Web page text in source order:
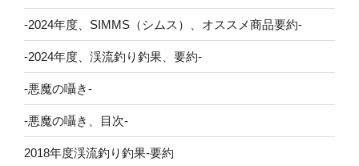
-2024年度、SIMMS（シムス）、オススメ商品要約-
-2024年度、渓流釣り釣果、要約-
-悪魔の囁き-
-悪魔の囁き、目次-
2018年度渓流釣り釣果-要約